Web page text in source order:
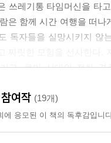
쓰레기통 타임머신을 타
은 함께 시간 여행을 떠
독자들을 실망시키지
고, 로마 시대의 전차
유머까지 놓치지 않는다.
여작 (19개)
에 응모된 이 책의 독후감입니